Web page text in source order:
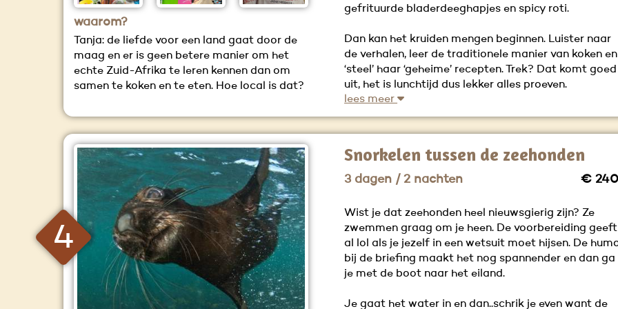
waarom?
Tanja: de liefde voor een land gaat door de
maag en er is geen betere manier om het
echte Zuid-Afrika te leren kennen dan om
samen te koken en te eten. Hoe local is dat?
gefrituurde bladerdeeghapjes en spicy roti.
Dan kan het kruiden mengen beginnen. Luister naar
de verhalen, leer de traditionele manier van koken en
‘steel’ haar ‘geheime’ recepten. Trek? Dat komt goed
uit, het is lunchtijd dus lekker alles proeven.
lees meer
4
Snorkelen tussen de zeehonden
€
3 dagen / 2 nachten
Wist je dat zeehonden heel nieuwsgierig zijn? Ze
zwemmen graag om je heen. De voorbereiding geeft
al lol als je jezelf in een wetsuit moet hijsen. De
bij de briefing maakt het nog spannender en dan ga
je met de boot naar het eiland.
Je gaat het water in en dan..schrik je even want de